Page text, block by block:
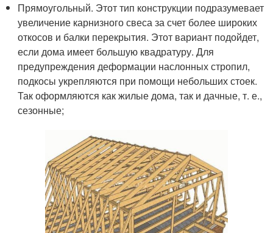
Прямоугольный. Этот тип конструкции подразумевает
увеличение карнизного свеса за счет более широких
откосов и балки перекрытия. Этот вариант подойдет,
если дома имеет большую квадратуру. Для
предупреждения деформации наслонных стропил,
подкосы укрепляются при помощи небольших стоек.
Так оформляются как жилые дома, так и дачные, т. е.,
сезонные;